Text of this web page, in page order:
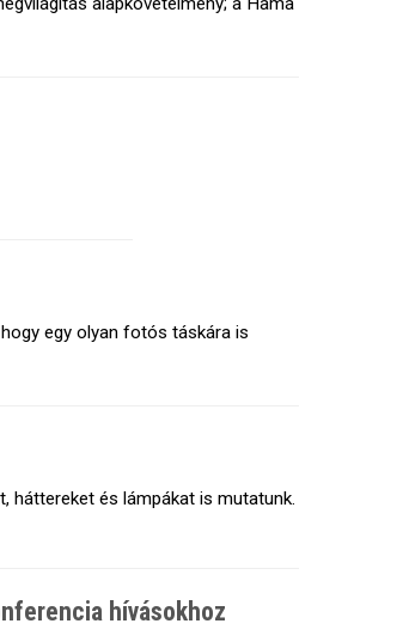
egy olyan fotós táskára is
háttereket és lámpákat is mutatunk.
hívásokhoz